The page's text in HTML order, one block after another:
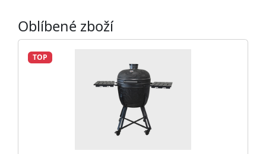
Oblíbené zboží
TOP